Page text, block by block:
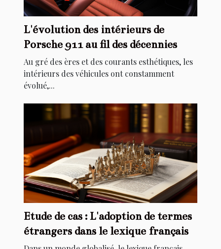
L'évolution des intérieurs de
Porsche 911 au fil des décennies
Au gré des ères et des courants esthétiques, les
intérieurs des véhicules ont constamment
évolué,...
Etude de cas : L'adoption de termes
étrangers dans le lexique français